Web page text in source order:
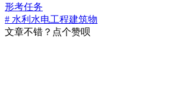
形考任务
# 水利水电工程建筑物
文章不错？点个赞呗